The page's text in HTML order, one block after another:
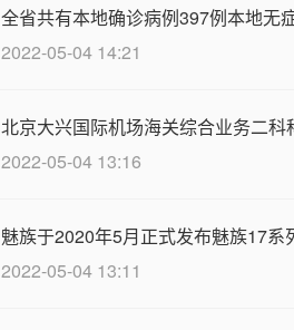
全省共有本地确诊病例397例本地无
2022-05-04 14:21
北京大兴国际机场海关综合业务二科
2022-05-04 13:16
魅族于2020年5月正式发布魅族17系
2022-05-04 13:11